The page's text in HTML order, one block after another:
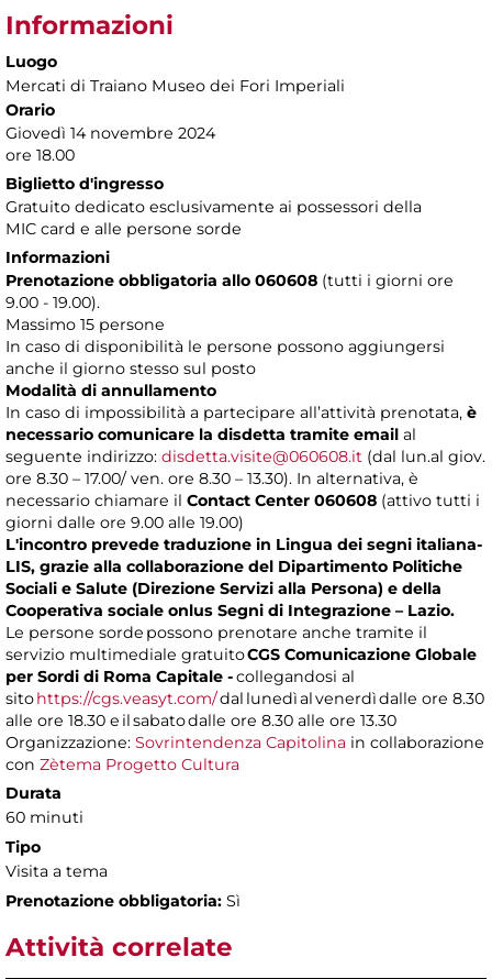
Informazioni
Luogo
Mercati di Traiano Museo dei Fori Imperiali
Orario
Giovedì 14 novembre 2024
ore 18.00
Biglietto d'ingresso
Gratuito dedicato esclusivamente ai possessori della
MIC card e alle persone sorde
Informazioni
Prenotazione obbligatoria allo 060608 (tutti i giorni ore
9.00 - 19.00).
Massimo 15 persone
In caso di disponibilità le persone possono aggiungersi
anche il giorno stesso sul posto
Modalità di annullamento
In caso di impossibilità a partecipare all’attività prenotata, è
necessario comunicare la disdetta tramite email al
seguente indirizzo: disdetta.visite@060608.it (dal lun.al giov.
ore 8.30 – 17.00/ ven. ore 8.30 – 13.30). In alternativa, è
necessario chiamare il Contact Center 060608 (attivo tutti i
giorni dalle ore 9.00 alle 19.00)
L'incontro prevede traduzione in Lingua dei segni italiana-
LIS, grazie alla collaborazione del Dipartimento Politiche
Sociali e Salute (Direzione Servizi alla Persona) e della
Cooperativa sociale onlus Segni di Integrazione – Lazio.
Le persone sorde possono prenotare anche tramite il
servizio multimediale gratuitoCGS Comunicazione Globale
per Sordi di Roma Capitale -collegandosi al
sitohttps://cgs.veasyt.com/dal lunedì al venerdì dalle ore 8.30
alle ore 18.30 e il sabato dalle ore 8.30 alle ore 13.30
Organizzazione: Sovrintendenza Capitolina in collaborazione
con Zètema Progetto Cultura
Durata
60 minuti
Tipo
Visita a tema
Prenotazione obbligatoria: Sì
Attività correlate